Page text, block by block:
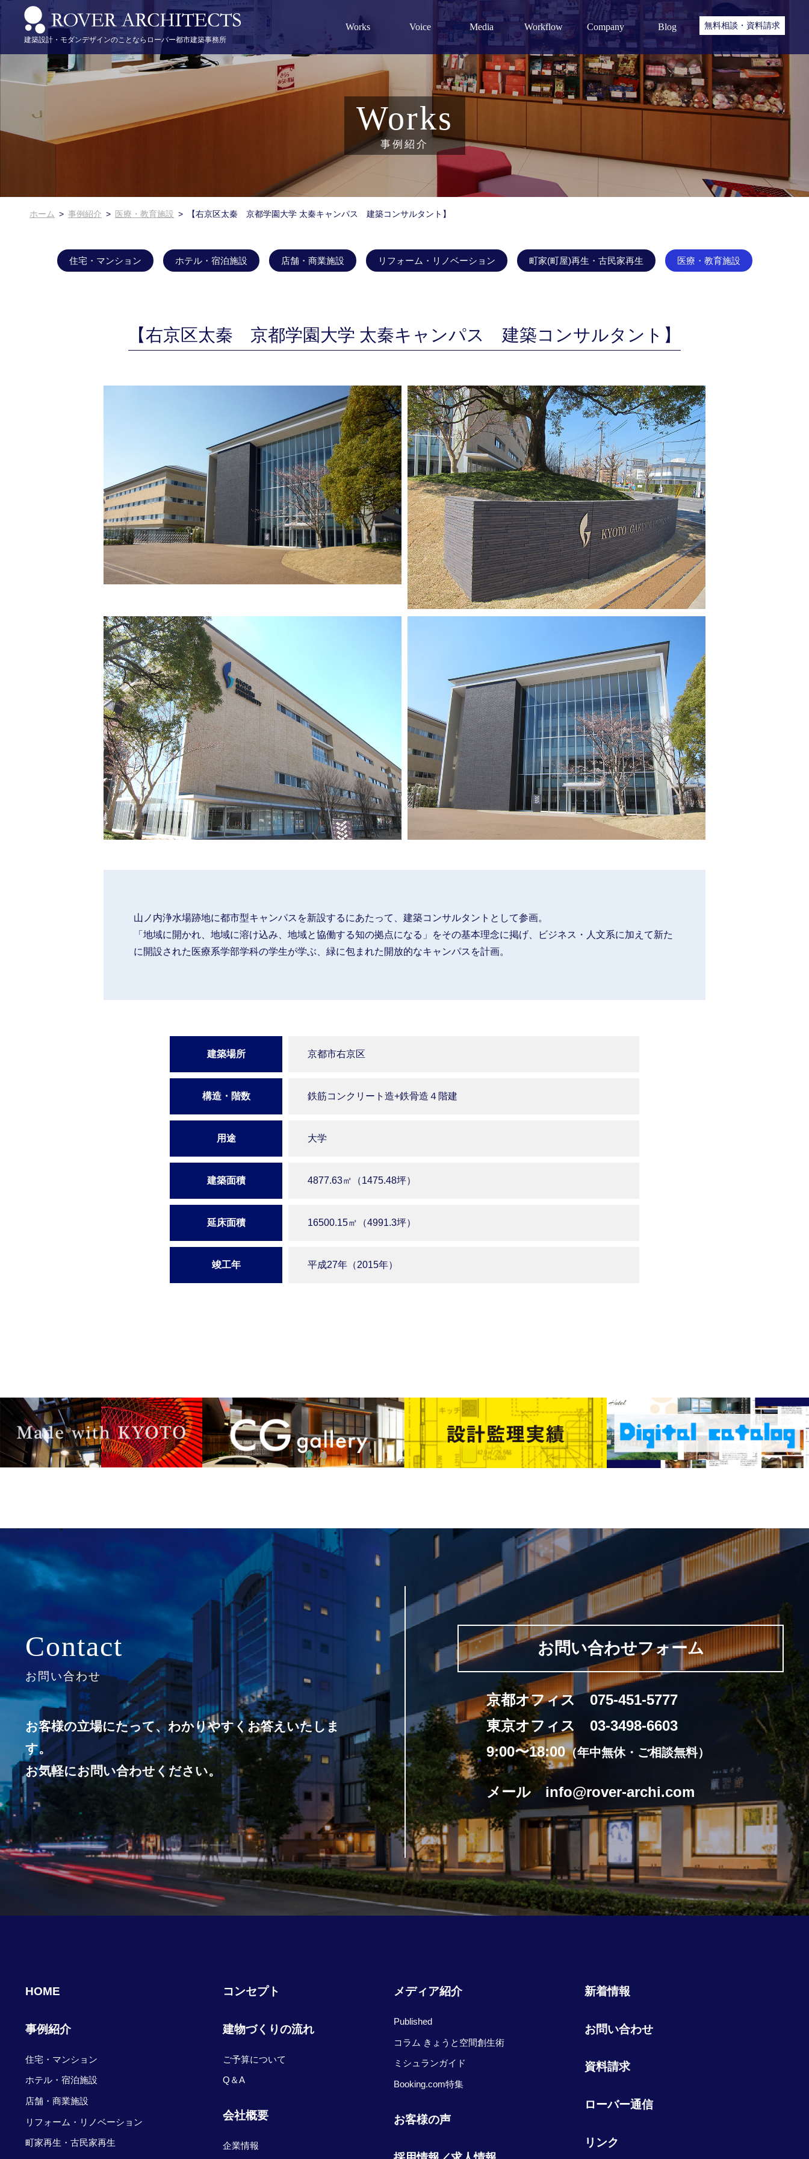
建築設計・モダンデザインのことならローバー都市建築事務所
Works
住宅・マンション ホテル・宿泊施設 店舗・商業施設 リフォーム・リノベーション
医療・教育施設 設計監理実績
Voice Media
メディア掲載情報 きょうと空間創生術 ミシュランガイド Booking.com
Workflow
建物づくりの流れ ご予算について Q＆A
Company
企業情報 アクセス 設計指針・経営理念 私たちの取り組み
採用情報・求人情報 頼れる専門家リンク
Blog
代表取締役 野村正樹のブログ スタッフブログ 現場ブログ
無料相談・資料請求
Works
事例紹介
ホーム 事例紹介 医療・教育施設 【右京区太秦 京都学園大学 太秦キャンパス 建築コンサルタント】
住宅・マンション ホテル・宿泊施設 店舗・商業施設 リフォーム・リノベーション 町家(町屋)再生・古民家再生 医療・教育施設
【右京区太秦 京都学園大学 太秦キャンパス 建築コンサルタント】
山ノ内浄水場跡地に都市型キャンパスを新設するにあたって、建築コンサルタントとして参画。
「地域に開かれ、地域に溶け込み、地域と協働する知の拠点になる」をその基本理念に掲げ、ビジネス・人文系に加えて新た
に開設された医療系学部学科の学生が学ぶ、緑に包まれた開放的なキャンパスを計画。
建築場所 京都市右京区
構造・階数 鉄筋コンクリート造+鉄骨造４階建
用途 大学
建築面積 4877.63㎡（1475.48坪）
延床面積 16500.15㎡（4991.3坪）
竣工年 平成27年（2015年）
Contact
お問い合わせ
お客様の立場にたって、わかりやすくお答えいたしま
す。
お気軽にお問い合わせください。
お問い合わせフォーム
京都オフィス 075-451-5777
東京オフィス 03-3498-6603
9:00〜18:00（年中無休・ご相談無料）
メール info@rover-archi.com
HOME
事例紹介
住宅・マンション
ホテル・宿泊施設
店舗・商業施設
リフォーム・リノベーション
町家再生・古民家再生
コンセプト
建物づくりの流れ
ご予算について
Q＆A
会社概要
企業情報
メディア紹介
Published
コラム きょうと空間創生術
ミシュランガイド
Booking.com特集
お客様の声
新着情報
お問い合わせ
資料請求
ローバー通信
リンク